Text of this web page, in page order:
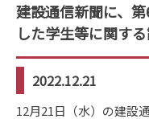
建設通信新聞に、
した学生等に関す
2022.12.21
12月21日（水）の建設